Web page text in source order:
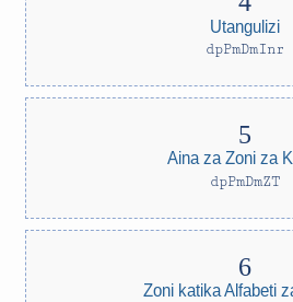
Utangulizi
dpPmDmInr
Aina za Zoni za
dpPmDmZT
Zoni katika Alfabeti